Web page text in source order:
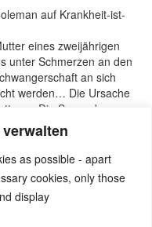
as possible - apart
cookies, only those
display
auf Krankheit-ist-
eines zweijährigen
unter Schmerzen an den
an sich
werden… Die Ursache
Die Sorge der
in der Lage sei, das
keine Gelegenheit aus,
zu versorgen und zu
Trupiano «Danke Doktor
Studium: